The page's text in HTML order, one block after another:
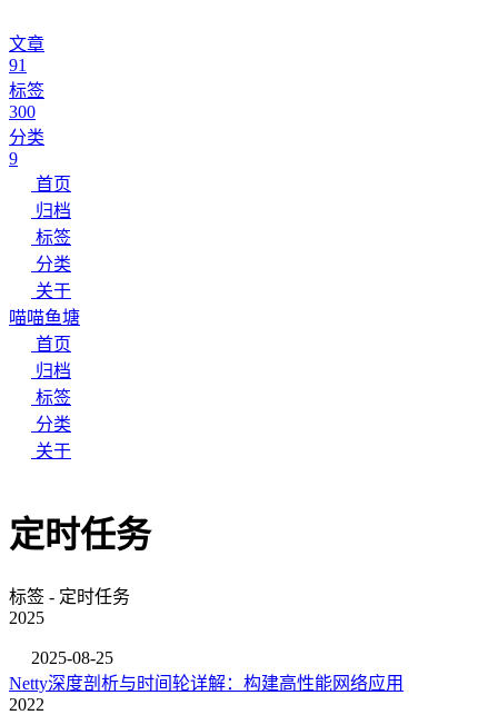
文章
91
标签
300
分类
9
首页
归档
标签
分类
关于
喵喵鱼塘
首页
归档
标签
分类
关于
定时任务
标签 - 定时任务
2025
2025-08-25
Netty深度剖析与时间轮详解：构建高性能网络应用
2022